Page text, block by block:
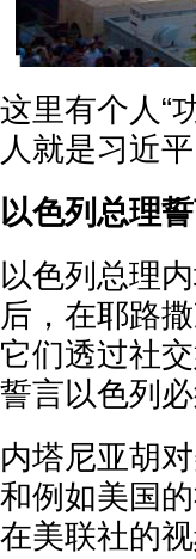
这里有个人“
人就是习近平
以色列总理
以色列总理
后，在耶路
它们透过社
誓言以色列必
内塔尼亚胡
和例如美国
在美联社的